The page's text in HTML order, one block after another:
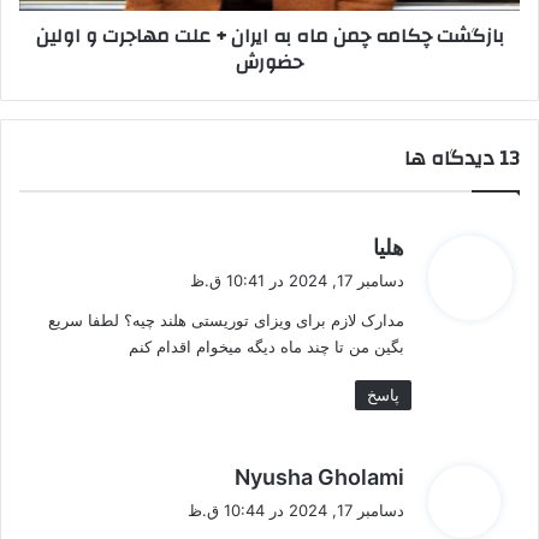
مهاجرت و
اولین
بازگشت چکامه چمن ماه به ایران + علت مهاجرت و اولین
حضورش
‫13 دیدگاه ها
هلیا
:
دسامبر 17, 2024 در 10:41 ق.ظ
مدارک لازم برای ویزای توریستی هلند چیه؟ لطفا سریع
بگین من تا چند ماه دیگه میخوام اقدام کنم
پاسخ
Nyusha Gholami
دسامبر 17, 2024 در 10:44 ق.ظ